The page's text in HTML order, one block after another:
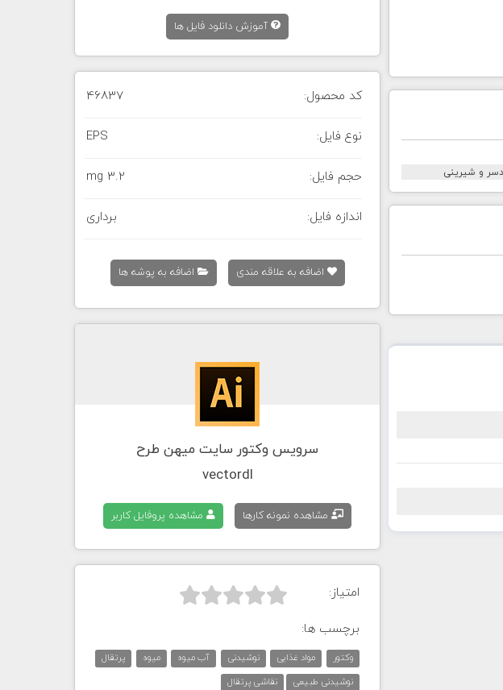
آموزش دانلود فایل ها
کد محصول: 46837
نوع فایل: EPS
حجم فایل: 3.2 mg
اندازه فایل: برداری
اضافه به علاقه مندی اضافه به پوشه ها
سرویس وکتور سایت میهن طرح
vectordl
مشاهده نمونه کارها مشاهده پروفایل کاربر
امتیاز: 


برچسب ها:
وکتور مواد غذایی نوشیدنی آب میوه میوه
پرتقال
نوشیدنی طبیعی
نقاشی پرتقال